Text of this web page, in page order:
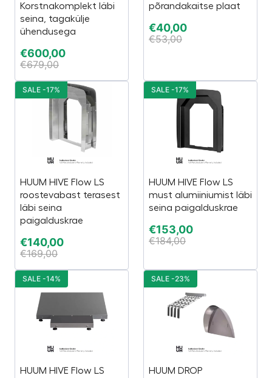
Korstnakomplekt läbi
seina, tagakülje
ühendusega
€600,00
€679,00
põrandakaitse plaat
€40,00
€53,00
HUUM HIVE Flow LS
roostevabast terasest
läbi seina
paigalduskrae
€140,00
€169,00
SALE -17%
HUUM HIVE Flow LS
must alumiiniumist läbi
seina paigalduskrae
€153,00
€184,00
SALE -17%
HUUM HIVE Flow LS
SALE -14%
HUUM DROP
SALE -23%